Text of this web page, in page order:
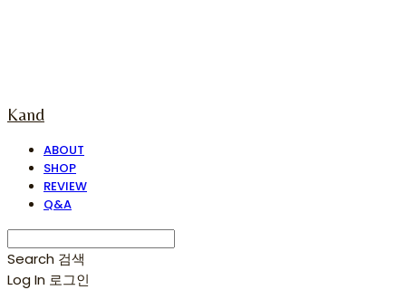
Kand
ABOUT
SHOP
REVIEW
Q&A
Search 검색
Log In 로그인